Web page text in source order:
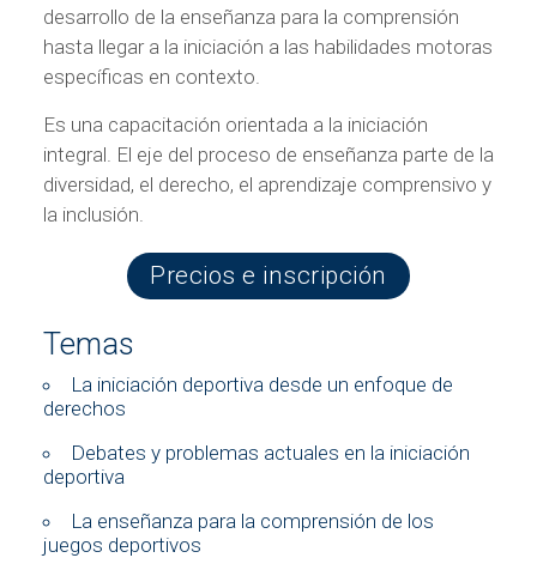
desarrollo de la enseñanza para la comprensión
hasta llegar a la iniciación a las habilidades motoras
específicas en contexto.
Es una capacitación orientada a la iniciación
integral. El eje del proceso de enseñanza parte de la
diversidad, el derecho, el aprendizaje comprensivo y
la inclusión.
Precios e inscripción
Temas
La iniciación deportiva desde un enfoque de
derechos
Debates y problemas actuales en la iniciación
deportiva
La enseñanza para la comprensión de los
juegos deportivos